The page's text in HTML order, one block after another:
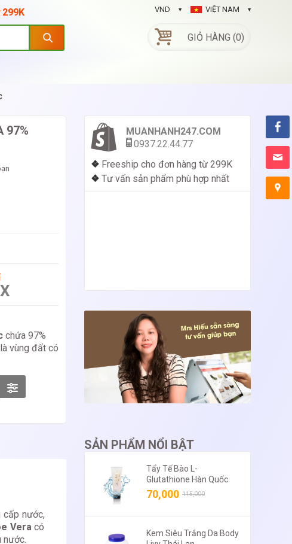
299K VIỆT NAM
VND
GIỎ HÀNG (0)
97%
chứa 97%
vùng đất có
MUANHANH247.COM
0937.22.44.77
❖ Freeship cho đơn hàng từ 299K
❖ Tư vấn sản phẩm phù hợp nhất
nước,
Veracó
nước.
SẢN PHẨM NỔI BẬT
Tẩy Tế Bào L-
Glutathione Hàn Quốc
70,000 115,000
Kem Siêu Trắng Da Body